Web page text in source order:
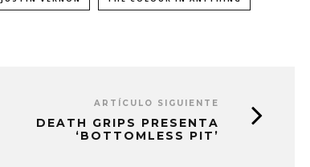
ARTÍCULO SIGUIENTE
DEATH GRIPS PRESENTA
‘BOTTOMLESS PIT’